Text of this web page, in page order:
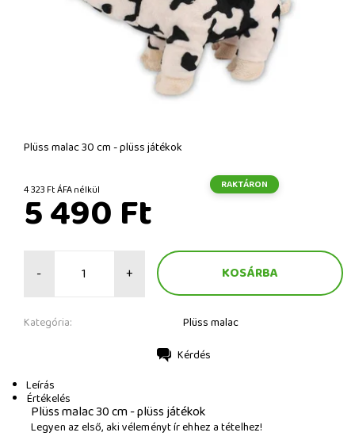
Plüss malac 30 cm - plüss játékok
4 323 Ft ÁFA nélkül RAKTÁRON
5 490 Ft
- +
Kategória: Plüss malac
Kérdés
Leírás
Értékelés
Plüss malac 30 cm - plüss játékok
Legyen az első, aki véleményt ír ehhez a tételhez!